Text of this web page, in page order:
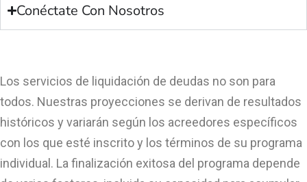
Conéctate Con Nosotros
Los servicios de liquidación de deudas no son para
todos. Nuestras proyecciones se derivan de resultados
históricos y variarán según los acreedores específicos
con los que esté inscrito y los términos de su programa
individual. La finalización exitosa del programa depende